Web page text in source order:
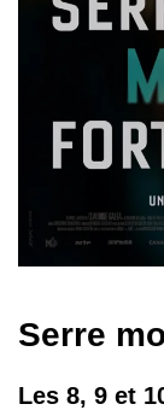
Serre
Les 8, 9 et